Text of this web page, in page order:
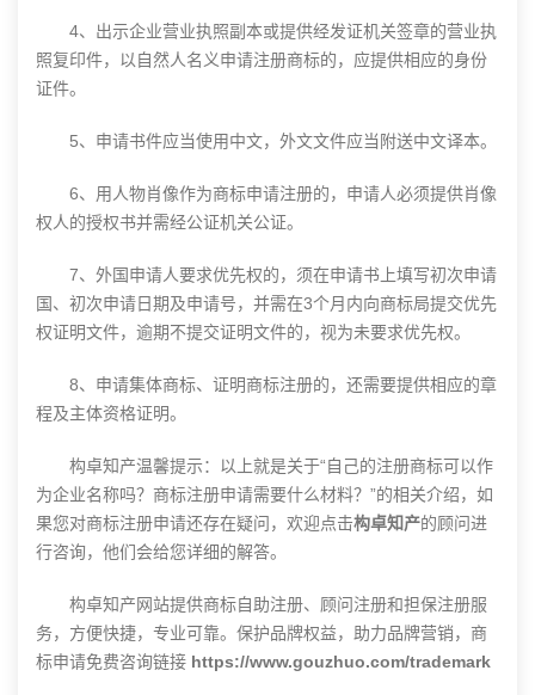
4、出示企业营业执照副本或提供经发证机关签章的营业执
照复印件，以自然人名义申请注册商标的，应提供相应的身份
证件。
5、申请书件应当使用中文，外文文件应当附送中文译本。
6、用人物肖像作为商标申请注册的，申请人必须提供肖像
权人的授权书并需经公证机关公证。
7、外国申请人要求优先权的，须在申请书上填写初次申请
国、初次申请日期及申请号，并需在3个月内向商标局提交优先
权证明文件，逾期不提交证明文件的，视为未要求优先权。
8、申请集体商标、证明商标注册的，还需要提供相应的章
程及主体资格证明。
构卓知产温馨提示：以上就是关于“自己的注册商标可以作
为企业名称吗？商标注册申请需要什么材料？”的相关介绍，如
果您对商标注册申请还存在疑问，欢迎点击构卓知产的顾问进
行咨询，他们会给您详细的解答。
构卓知产网站提供商标自助注册、顾问注册和担保注册服
务，方便快捷，专业可靠。保护品牌权益，助力品牌营销，商
标申请免费咨询链接 https://www.gouzhuo.com/trademark